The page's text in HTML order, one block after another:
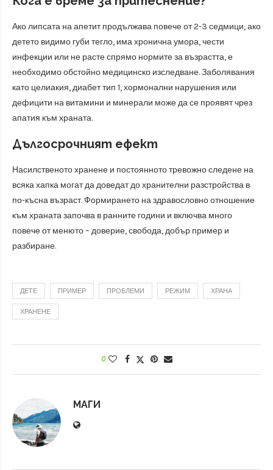
Ако липсата на апетит продължава повече от 2-3 седмици, ако
детето видимо губи тегло, има хронична умора, чести
инфекции или не расте спрямо нормите за възрастта, е
необходимо обстойно медицинско изследване. Заболявания
като целиакия, диабет тип 1, хормонални нарушения или
дефицити на витамини и минерали може да се проявят чрез
апатия към храната.
Дългосрочният ефект
Насилственото хранене и постоянното тревожно следене на
всяка хапка могат да доведат до хранителни разстройства в
по-късна възраст. Формирането на здравословно отношение
към храната започва в ранните години и включва много
повече от менюто – доверие, свобода, добър пример и
разбиране.
ДЕТЕ ПРИМЕР ПРОБЛЕМИ РЕЖИМ ХРАНА
ХРАНЕНЕ
0
МАГИ